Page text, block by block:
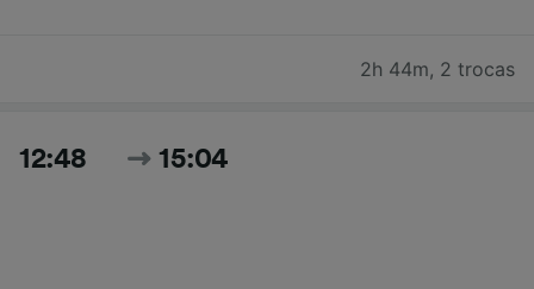
2h 44m, 2 trocas
12:48 15:04